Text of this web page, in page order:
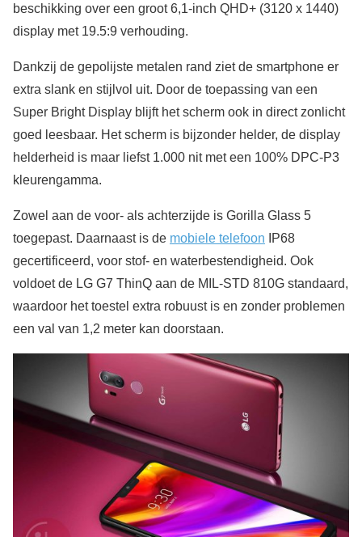
beschikking over een groot 6,1-inch QHD+ (3120 x 1440)
display met 19.5:9 verhouding.
Dankzij de gepolijste metalen rand ziet de smartphone er
extra slank en stijlvol uit. Door de toepassing van een
Super Bright Display blijft het scherm ook in direct zonlicht
goed leesbaar. Het scherm is bijzonder helder, de display
helderheid is maar liefst 1.000 nit met een 100% DPC-P3
kleurengamma.
Zowel aan de voor- als achterzijde is Gorilla Glass 5
toegepast. Daarnaast is de mobiele telefoon IP68
gecertificeerd, voor stof- en waterbestendigheid. Ook
voldoet de LG G7 ThinQ aan de MIL-STD 810G standaard,
waardoor het toestel extra robuust is en zonder problemen
een val van 1,2 meter kan doorstaan.